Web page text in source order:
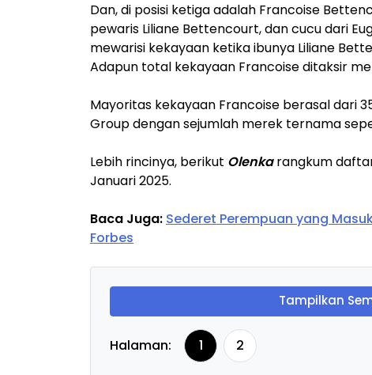
Dan, di posisi ketiga adalah Francoise
pewaris Liliane Bettencourt, dan cucu dari
mewarisi kekayaan ketika ibunya Liliane
Adapun total kekayaan Francoise ditaksir
Mayoritas kekayaan Francoise berasal dari
Group dengan sejumlah merek ternama
Lebih rincinya, berikut Olenkarangkum
Januari 2025.
Baca Juga: Sederet Perempuan yang
Forbes
Tampilkan
Halaman: 1 2